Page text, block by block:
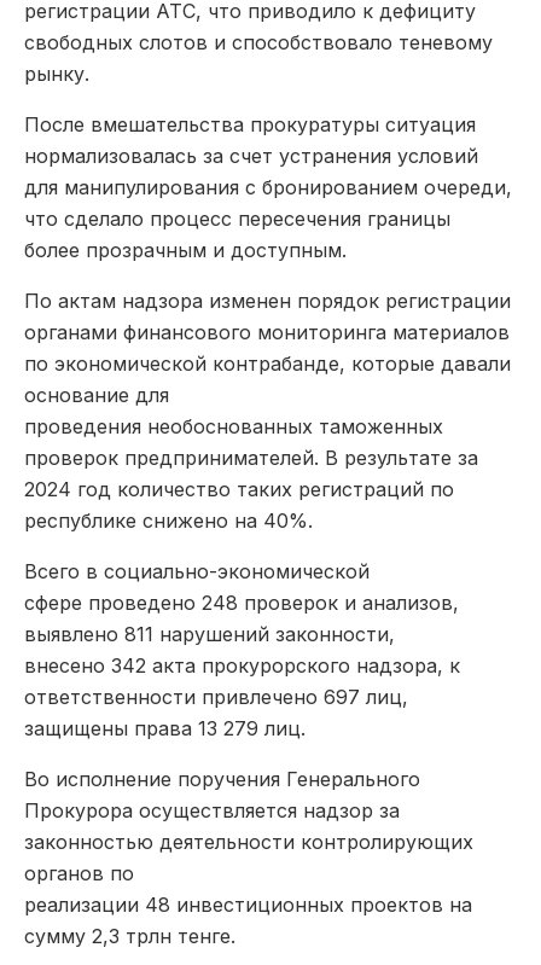
регистрации АТС, что приводило к дефициту
свободных слотов и способствовало теневому
рынку.
После вмешательства прокуратуры ситуация
нормализовалась за счет устранения условий
для манипулирования с бронированием очереди,
что сделало процесс пересечения границы
более прозрачным и доступным.
По актам надзора изменен порядок регистрации
органами финансового мониторинга материалов
по экономической контрабанде, которые давали
основание для
проведения необоснованных таможенных
проверок предпринимателей. В результате за
2024 год количество таких регистраций по
республике снижено на 40%.
Всего в социально-экономической
сфере проведено 248 проверок и анализов,
выявлено 811 нарушений законности,
внесено 342 акта прокурорского надзора, к
ответственности привлечено 697 лиц,
защищены права 13 279 лиц.
Во исполнение поручения Генерального
Прокурора осуществляется надзор за
законностью деятельности контролирующих
органов по
реализации 48 инвестиционных проектов на
сумму 2,3 трлн тенге.